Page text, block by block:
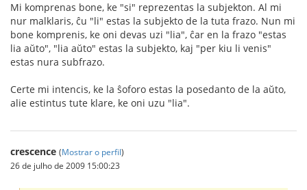
Mi komprenas bone, ke "si" reprezentas la subjekton. Al mi
nur malklaris, ĉu "li" estas la subjekto de la tuta frazo. Nun mi
bone komprenis, ke oni devas uzi "lia", ĉar en la frazo "estas
lia aŭto", "lia aŭto" estas la subjekto, kaj "per kiu li venis"
estas nura subfrazo.
Certe mi intencis, ke la ŝoforo estas la posedanto de la aŭto,
alie estintus tute klare, ke oni uzu "lia".
crescence (Mostrar o perfil)
26 de julho de 2009 15:00:23